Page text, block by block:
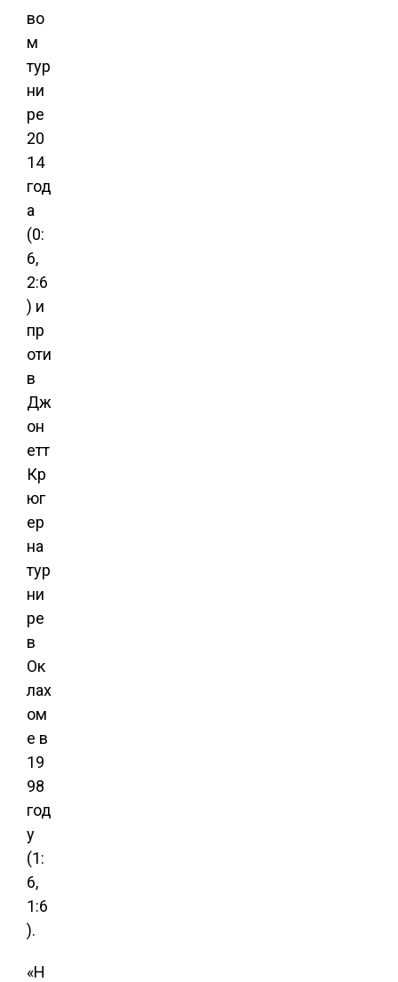
во
м
тур
ни
ре
20
14
год
а
(0:
6,
2:6
) и
пр
оти
в
Дж
он
етт
Кр
юг
ер
на
тур
ни
ре
в
Ок
лах
ом
е в
19
98
год
у
(1:
6,
1:6
).
«Н